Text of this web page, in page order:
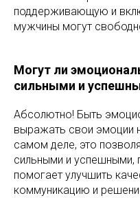
поддерживающую и
мужчины могут
Могут ли
сильными и
Абсолютно! Быть
выражать свои эмоции
самом деле, это
сильными и успешными,
помогает улучшить
коммуникацию и